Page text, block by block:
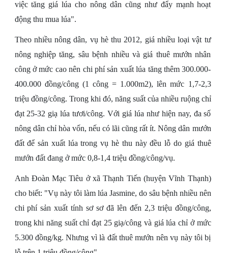
việc tăng giá lúa cho nông dân cũng như đẩy mạnh hoạt
động thu mua lúa".
Theo nhiều nông dân, vụ hè thu 2012, giá nhiều loại vật tư
nông nghiệp tăng, sâu bệnh nhiều và giá thuê mướn nhân
công ở mức cao nên chi phí sản xuất lúa tăng thêm 300.000-
400.000 đồng/công (1 công = 1.000m2), lên mức 1,7-2,3
triệu đồng/công. Trong khi đó, năng suất của nhiều ruộng chỉ
đạt 25-32 giạ lúa tươi/công. Với giá lúa như hiện nay, đa số
nông dân chỉ hòa vốn, nếu có lãi cũng rất ít. Nông dân mướn
đất để sản xuất lúa trong vụ hè thu này đều lỗ do giá thuê
mướn đất đang ở mức 0,8-1,4 triệu đồng/công/vụ.
Anh Đoàn Mạc Tiêu ở xã Thạnh Tiến (huyện Vĩnh Thạnh)
cho biết: "Vụ này tôi làm lúa Jasmine, do sâu bệnh nhiều nên
chi phí sản xuất tính sơ sơ đã lên đến 2,3 triệu đồng/công,
trong khi năng suất chỉ đạt 25 giạ/công và giá lúa chỉ ở mức
5.300 đồng/kg. Nhưng vì là đất thuê mướn nên vụ này tôi bị